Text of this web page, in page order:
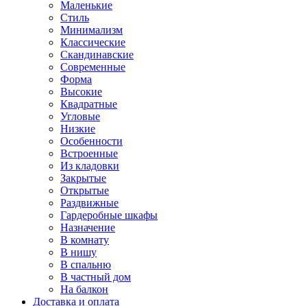
Маленькие
Стиль
Минимализм
Классические
Скандинавские
Современные
Форма
Высокие
Квадратные
Угловые
Низкие
Особенности
Встроенные
Из кладовки
Закрытые
Открытые
Раздвижные
Гардеробные шкафы
Назначение
В комнату
В нишу
В спальню
В частный дом
На балкон
Доставка и оплата